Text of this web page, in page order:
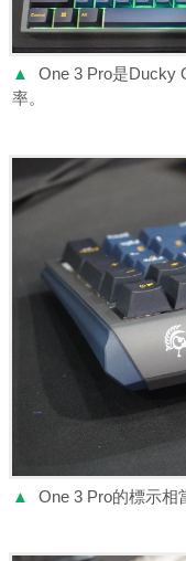
▲
One 3 Pro是Ducky
率。
▲ One 3 Pro的標示相